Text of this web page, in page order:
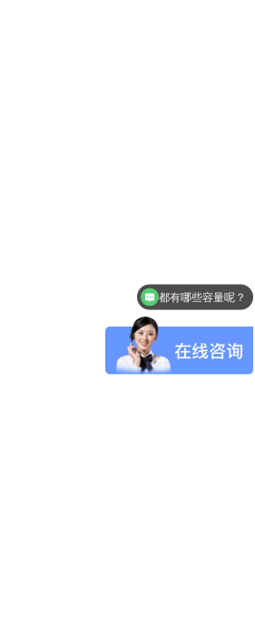
都有哪些容量呢？